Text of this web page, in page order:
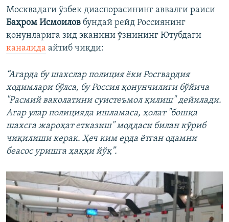
Москвадаги ўзбек диаспорасининг аввалги раиси
Баҳром Исмоилов бундай рейд Россиянинг
қонунларига зид эканини ўзнининг Ютубдаги
каналида айтиб чиқди:
“Агарда бу шахслар полиция ёки Росгвардия
ходимлари бўлса, бу Россия қонунчилиги бўйича
"Расмий ваколатини суистеъмол қилиш" дейилади.
Агар улар полицияда ишламаса, ҳолат "бошқа
шахсга жароҳат етказиш" моддаси билан кўриб
чиқилиши керак. Ҳеч ким ерда ётган одамни
беасос уришга ҳаққи йўқ”.